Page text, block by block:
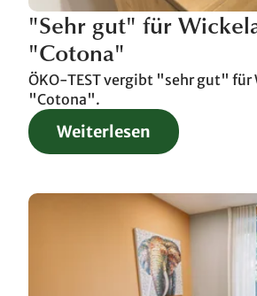
"Sehr gut" für
"Cotona"
ÖKO-TEST vergibt "sehr gut" für
"Cotona".
Weiterlesen